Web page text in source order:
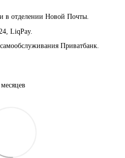
в отделении Новой Почты.
LiqPay.
Приватбанк.